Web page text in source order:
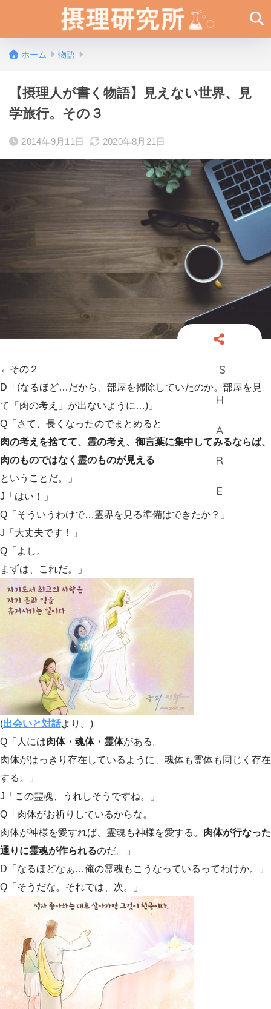
ホーム 物語
【摂理人が書く物語】見えない世界、見
学旅行。その３
2014年9月11日 2020年8月21日
←その２
D「(なるほど…だから、部屋を掃除していたのか。部屋を見
て「肉の考え」が出ないように…)」
Q「さて、長くなったのでまとめると
肉の考えを捨てて、霊の考え、御言葉に集中してみるならば、
肉のものではなく霊のものが見える
ということだ。」
J「はい！」
Q「そういうわけで…霊界を見る準備はできたか？」
J「大丈夫です！」
Q「よし。
まずは、これだ。」
(出会いと対話より。)
Q「人には肉体・魂体・霊体がある。
肉体がはっきり存在しているように、魂体も霊体も同じく存在
する。」
J「この霊魂、うれしそうですね。」
Q「肉体がお祈りしているからな。
肉体が神様を愛すれば、霊魂も神様を愛する。 肉体が行なった
通りに霊魂が作られるのだ。」
D「なるほどなぁ…俺の霊魂もこうなっているってわけか。」
Q「そうだな。それでは、次。」